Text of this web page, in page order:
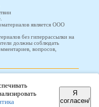
является ООО
без гиперрассылки на
должны соблюдать
вопросов,
Я
согласен/